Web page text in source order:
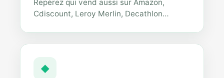
Repérez qui vend aussi sur Amazon,
Cdiscount, Leroy Merlin, Decathlon…
◆